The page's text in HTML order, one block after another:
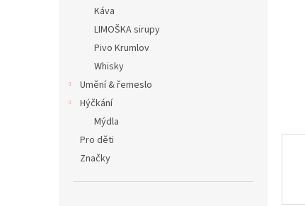
Káva
LIMOŠKA sirupy
Pivo Krumlov
Whisky
Umění & řemeslo
Hýčkání
Mýdla
Pro děti
Značky